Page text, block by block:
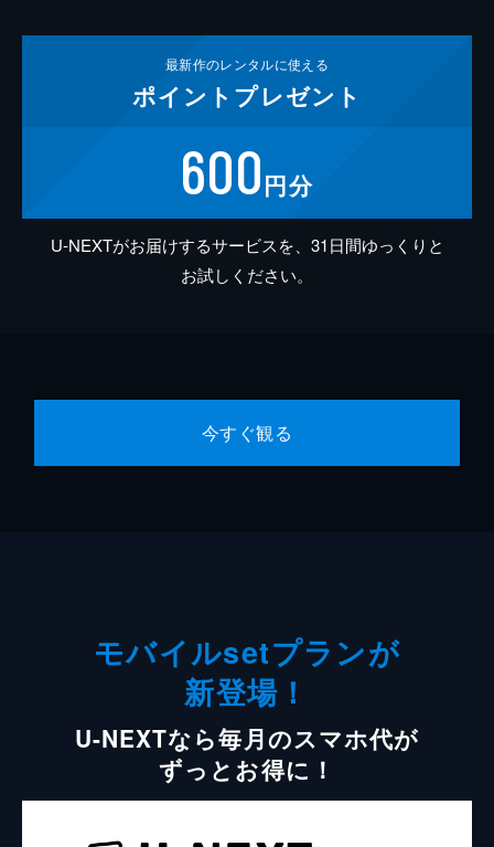
最新作のレンタルに使える
ポイント プレゼント
600円分
U-NEXTがお届けするサービスを、31日間ゆっくりと
お試しください。
今すぐ観る
モバイルsetプランが
新登場！
U-NEXTなら毎月のスマホ代が
ずっとお得に！